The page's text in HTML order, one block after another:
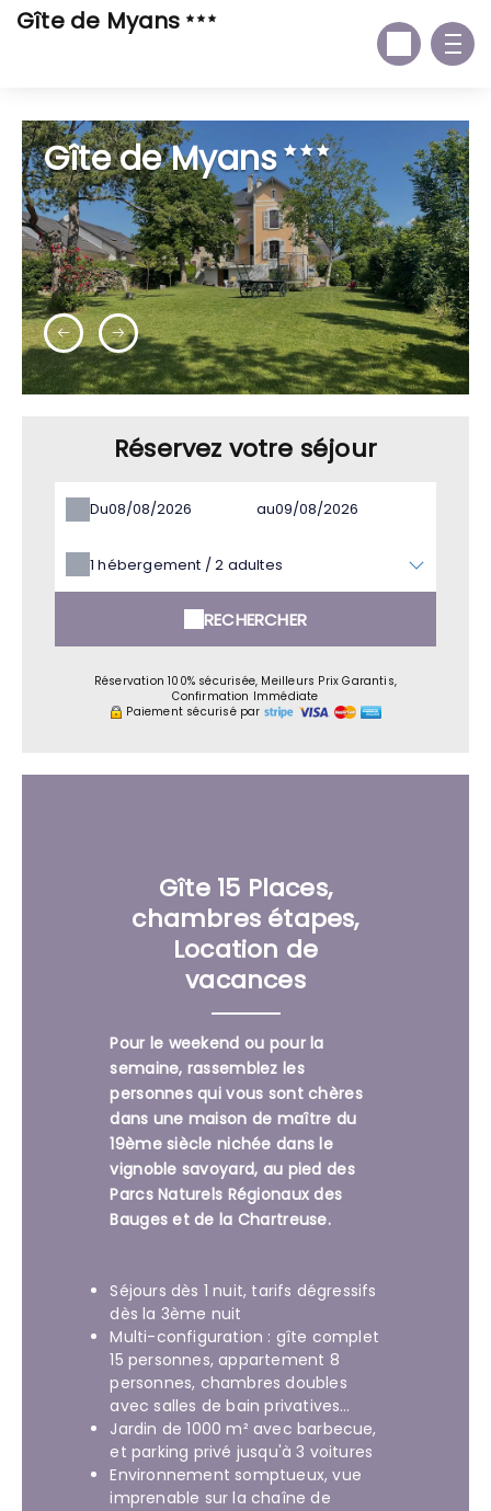
Gîte de Myans
Gîte de Myans
Réservez votre séjour
Du au
1hébergement /2 adultes
RECHERCHER
Réservation 100% sécurisée, Meilleurs Prix Garantis,
Confirmation Immédiate
Paiement sécurisé par
Gîte 15 Places,
chambres étapes,
Location de
vacances
Pour le weekend ou pour la
semaine, rassemblez les
personnes qui vous sont chères
dans une maison de maître du
19ème siècle nichée dans le
vignoble savoyard, au pied des
Parcs Naturels Régionaux des
Bauges et de la Chartreuse.
Séjours dès 1 nuit, tarifs dégressifs
dès la 3ème nuit
Multi-configuration : gîte complet
15 personnes, appartement 8
personnes, chambres doubles
avec salles de bain privatives…
Jardin de 1000 m² avec barbecue,
et parking privé jusqu'à 3 voitures
Environnement somptueux, vue
imprenable sur la chaîne de